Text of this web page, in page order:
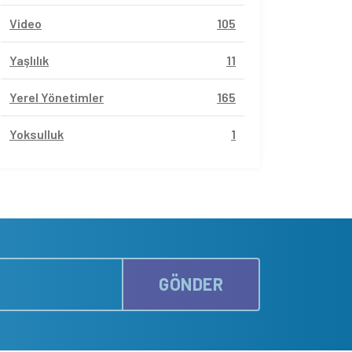
Video 105
Yaşlılık 11
Yerel Yönetimler 165
Yoksulluk 1
GÖNDER